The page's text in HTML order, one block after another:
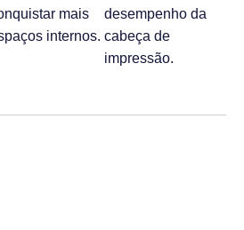
mais
internos.
desempenho da
cabeça de
impressão.